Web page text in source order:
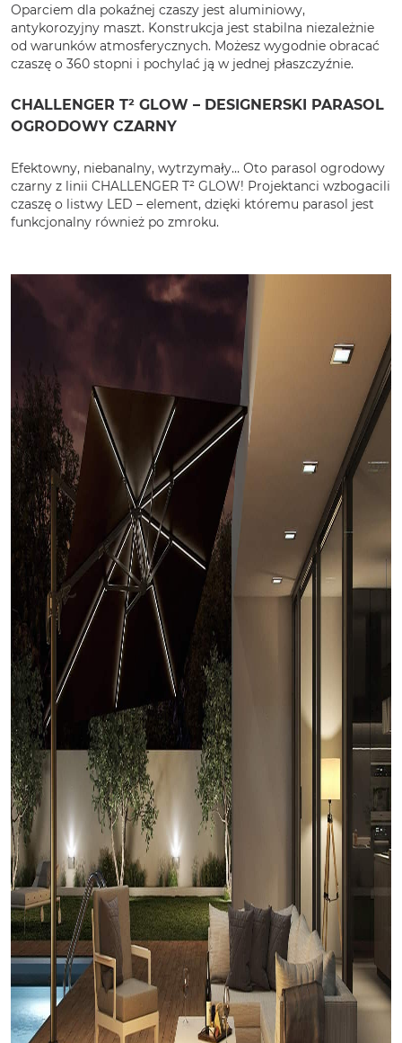
Oparciem dla pokaźnej czaszy jest aluminiowy,
antykorozyjny maszt. Konstrukcja jest stabilna niezależnie
od warunków atmosferycznych. Możesz wygodnie obracać
czaszę o 360 stopni i pochylać ją w jednej płaszczyźnie.
CHALLENGER T² GLOW – DESIGNERSKI PARASOL
OGRODOWY CZARNY
Efektowny, niebanalny, wytrzymały… Oto parasol ogrodowy
czarny z linii CHALLENGER T² GLOW! Projektanci wzbogacili
czaszę o listwy LED – element, dzięki któremu parasol jest
funkcjonalny również po zmroku.